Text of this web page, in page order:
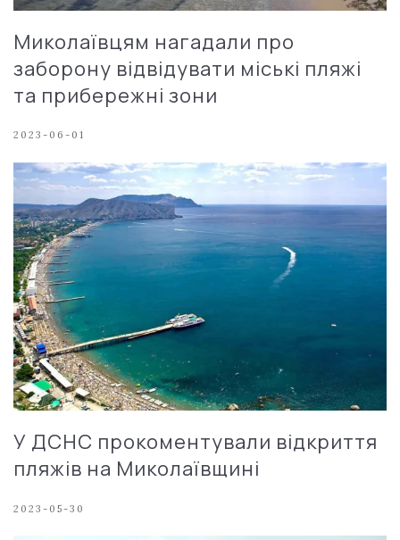
Миколаївцям нагадали про
заборону відвідувати міські пляжі
та прибережні зони
2023-06-01
У ДСНС прокоментували відкриття
пляжів на Миколаївщині
2023-05-30